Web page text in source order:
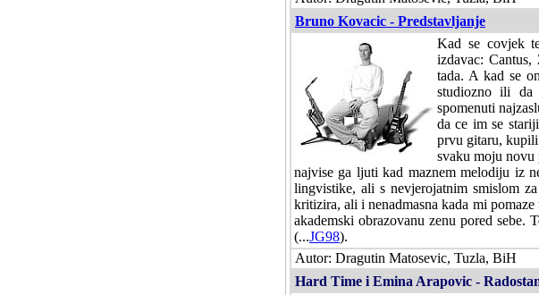
Bruno Kovacic - Predstavljanje
Kad se covjek
izdavac:
tada. A kad se
studiozno ili da
spomenuti
da ce im se
prvu gitaru,
svaku moju novu
najvise ga ljuti kad maznem melodiju iz
lingvistike, ali s nevjerojatnim smislom
kritizira, ali i nenadmasna kada mi
akademski obrazovanu zenu pored sebe.
(...JG98).
Autor: Dragutin Matosevic, Tuzla, BiH
Hard Time i Emina Arapovic -